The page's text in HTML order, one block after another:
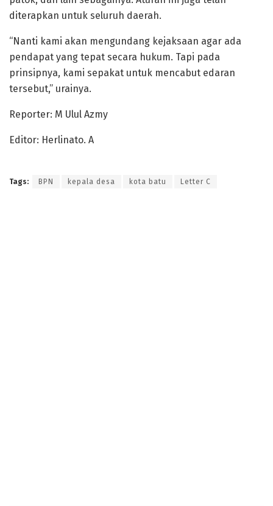
diterapkan untuk seluruh daerah.
“Nanti kami akan mengundang kejaksaan agar ada
pendapat yang tepat secara hukum. Tapi pada
prinsipnya, kami sepakat untuk mencabut edaran
tersebut,” urainya.
Reporter: M Ulul Azmy
Editor: Herlinato. A
Tags: BPN kepala desa kota batu Letter C